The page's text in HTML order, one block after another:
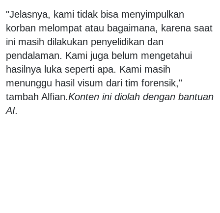
"Jelasnya, kami tidak bisa menyimpulkan
korban melompat atau bagaimana, karena saat
ini masih dilakukan penyelidikan dan
pendalaman. Kami juga belum mengetahui
hasilnya luka seperti apa. Kami masih
menunggu hasil visum dari tim forensik,"
tambah Alfian.Konten ini diolah dengan bantuan
AI.